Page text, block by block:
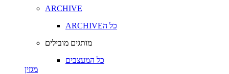
ARCHIVE
ARCHIVEכל ה
מותגים מובילים
כל המעצבים
מגזין